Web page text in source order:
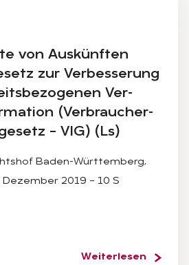
von Aus­künf­ten
zur Ver­bes­se­rung
Ver­
(Ver­brau­cher­
– VIG) (Ls)
Baden-Württemberg,
Dezember 2019 – 10 S
Weiterlesen